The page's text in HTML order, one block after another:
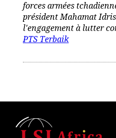
forces armées
président Mahamat
l'engagement à lutter
PTS Terbaik